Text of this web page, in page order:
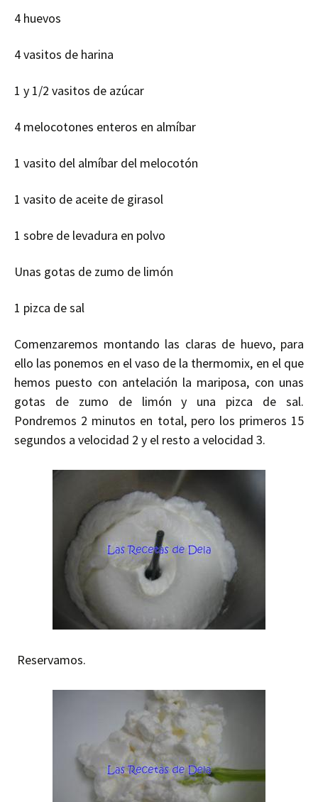
4 huevos
4 vasitos de harina
1 y 1/2 vasitos de azúcar
4 melocotones enteros en almíbar
1 vasito del almíbar del melocotón
1 vasito de aceite de girasol
1 sobre de levadura en polvo
Unas gotas de zumo de limón
1 pizca de sal
Comenzaremos montando las claras de huevo, para
ello las ponemos en el vaso de la thermomix, en el que
hemos puesto con antelación la mariposa, con unas
gotas de zumo de limón y una pizca de sal.
Pondremos 2 minutos en total, pero los primeros 15
segundos a velocidad 2 y el resto a velocidad 3.
Reservamos.